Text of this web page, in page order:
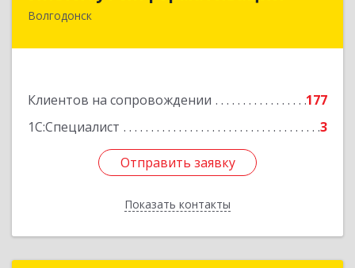
Волгодонск
Клиентов на сопровождении
177
1С:Специалист
3
Отправить заявку
Показать контакты
347383, Ростовская обл, Волгодонск г, Маршала
Отправить заявку
Назад